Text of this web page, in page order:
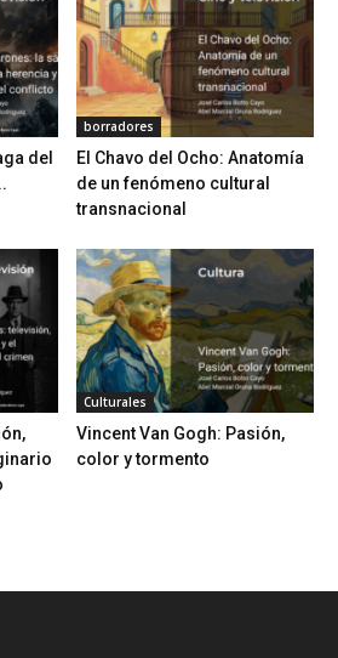
del
borradores
El Chavo del Ocho: Anatomía
de un fenómeno cultural
transnacional
Culturales
Vincent Van Gogh: Pasión,
color y tormento